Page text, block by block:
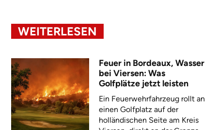
WEITERLESEN
Feuer in Bordeaux, Wasser
bei Viersen: Was
Golfplätze jetzt leisten
Ein Feuerwehrfahrzeug rollt an
einen Golfplatz auf der
holländischen Seite am Kreis